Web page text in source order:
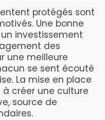
protégés sont
Une bonne
investissement
des
une meilleure
se sent écouté
La mise en place
à créer une culture
source de